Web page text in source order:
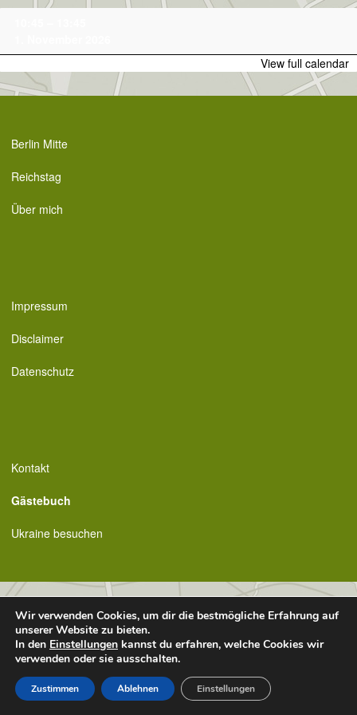
Skip
View full calendar
Berlin Mitte
Reichstag
Über mich
Impressum
Disclaimer
Datenschutz
Kontakt
Gästebuch
Ukraine besuchen
Wir verwenden Cookies, um dir die bestmögliche Erfahrung auf
unserer Website zu bieten.
In den Einstellungen kannst du erfahren, welche Cookies wir
verwenden oder sie ausschalten.
Zustimmen Ablehnen Einstellungen